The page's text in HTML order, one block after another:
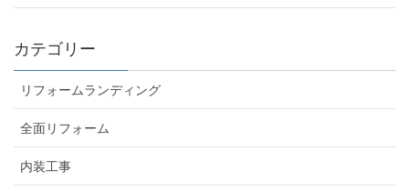
カテゴリー
リフォームランディング
全面リフォーム
内装工事